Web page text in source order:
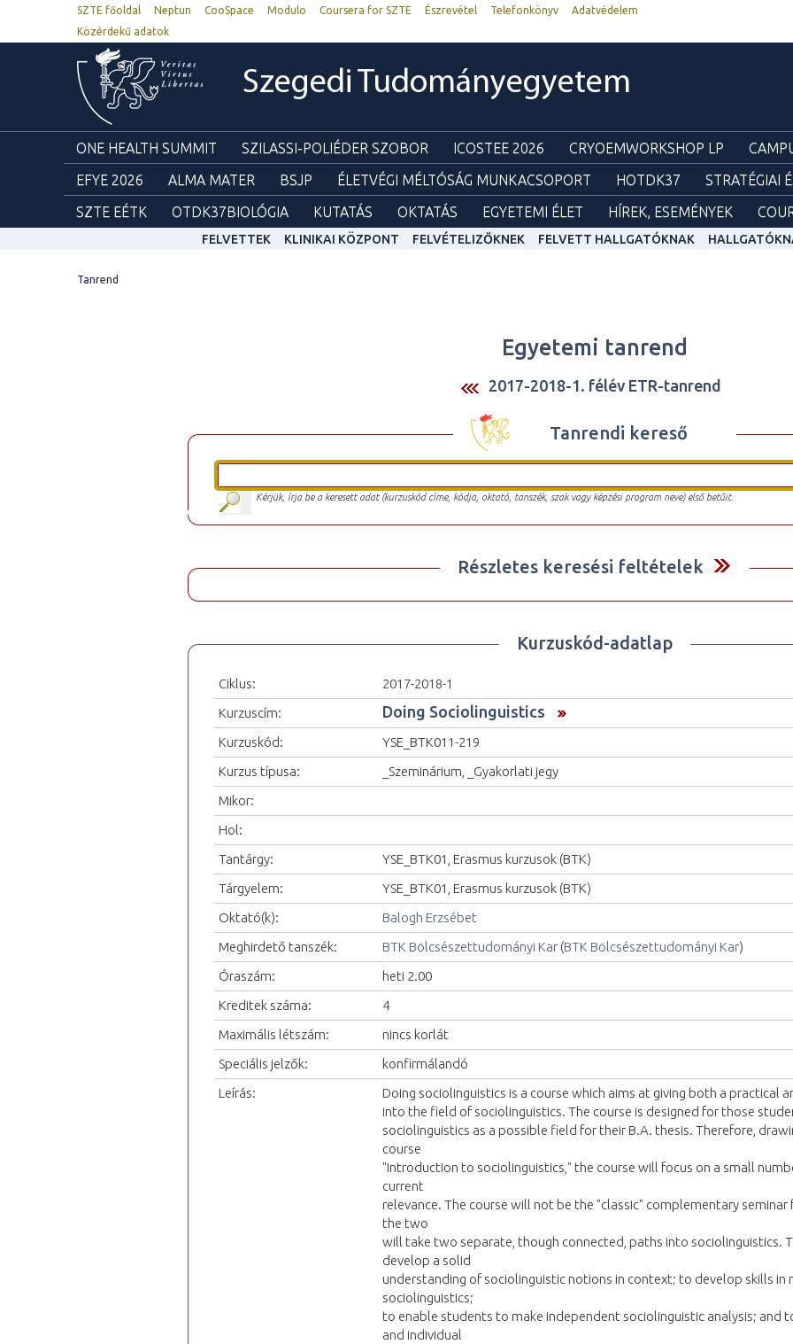
SZTE főoldal Neptun CooSpace Modulo Coursera for SZTE Észrevétel Telefonkönyv
Adatvédelem
Közérdekű adatok
Szegedi Tudományegyetem
ONE HEALTH SUMMIT SZILASSI-POLIÉDER SZOBOR ICOSTEE 2026 CRYOEMWORKSHOP LP
EFYE 2026
ALMA MATER BSJP ÉLETVÉGI MÉLTÓSÁG MUNKACSOPORT HOTDK37 STRATÉGIAI
SZTE EÉTK
OTDK37BIOLÓGIA KUTATÁS OKTATÁS EGYETEMI ÉLET HÍREK, ESEMÉNYEK
FELVETTEK KLINIKAI KÖZPONT FELVÉTELIZŐKNEK FELVETT HALLGATÓKNAK
Tanrend
Egyetemi tanrend
2017-2018-1. félév ETR-tanrend
Tanrendi kereső
Kérjük, írja be a keresett adat (kurzuskód címe, kódja, oktató, tanszék, szak vagy képzési program neve) első betűit.
Részletes keresési feltételek
Kurzuskód-adatlap
Ciklus:
2017-2018-1
Kurzuscím:
Doing Sociolinguistics
Kurzuskód:
YSE_BTK011-219
Kurzus típusa:
_Szeminárium, _Gyakorlati jegy
Mikor:
Hol:
Tantárgy:
YSE_BTK01, Erasmus kurzusok (BTK)
Tárgyelem:
YSE_BTK01, Erasmus kurzusok (BTK)
Oktató(k):
Balogh Erzsébet
Meghirdető tanszék:
BTK Bölcsészettudományi Kar (BTK Bölcsészettudományi Kar)
Óraszám:
heti 2.00
Kreditek száma:
4
Maximális létszám:
nincs korlát
Speciális jelzők:
konfirmálandó
Leírás:
Doing sociolinguistics is a course which aims at giving both a practical
into the field of sociolinguistics. The course is designed for those
sociolinguistics as a possible field for their B.A. thesis. Therefore,
course
"Introduction to sociolinguistics," the course will focus on a small
current
relevance. The course will not be the "classic" complementary seminar
the two
will take two separate, though connected, paths into sociolinguistics.
develop a solid
understanding of sociolinguistic notions in context; to develop skills in
sociolinguistics;
to enable students to make independent sociolinguistic analysis; and
and individual